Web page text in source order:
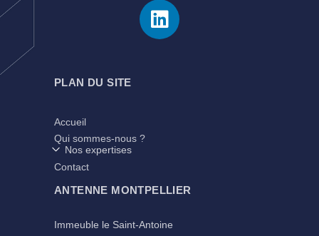
PLAN DU SITE
Accueil
Qui sommes-nous ?
Nos expertises
Contact
ANTENNE MONTPELLIER
Immeuble le Saint-Antoine